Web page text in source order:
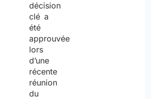
décision
clé a
été
approuvée
lors
d’une
récente
réunion
du